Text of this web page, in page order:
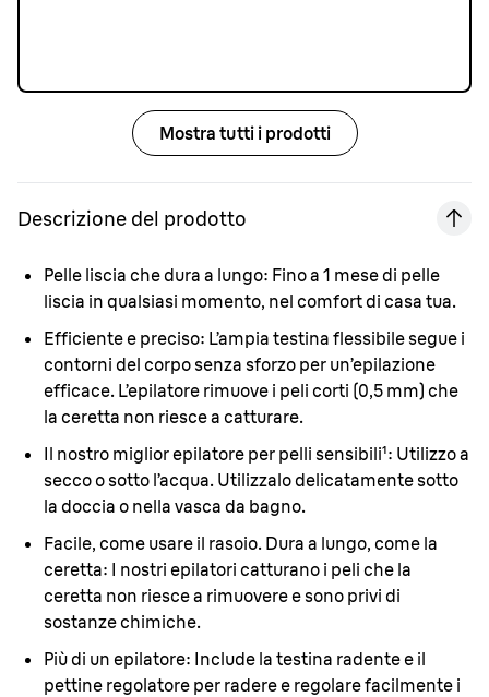
Mostra tutti i prodotti
Descrizione del prodotto
Pelle liscia che dura a lungo: Fino a 1 mese di pelle
liscia in qualsiasi momento, nel comfort di casa tua.
Efficiente e preciso: L’ampia testina flessibile segue i
contorni del corpo senza sforzo per un’epilazione
efficace. L’epilatore rimuove i peli corti (0,5 mm) che
la ceretta non riesce a catturare.
Il nostro miglior epilatore per pelli sensibili¹: Utilizzo a
secco o sotto l’acqua. Utilizzalo delicatamente sotto
la doccia o nella vasca da bagno.
Facile, come usare il rasoio. Dura a lungo, come la
ceretta: I nostri epilatori catturano i peli che la
ceretta non riesce a rimuovere e sono privi di
sostanze chimiche.
Più di un epilatore: Include la testina radente e il
pettine regolatore per radere e regolare facilmente i